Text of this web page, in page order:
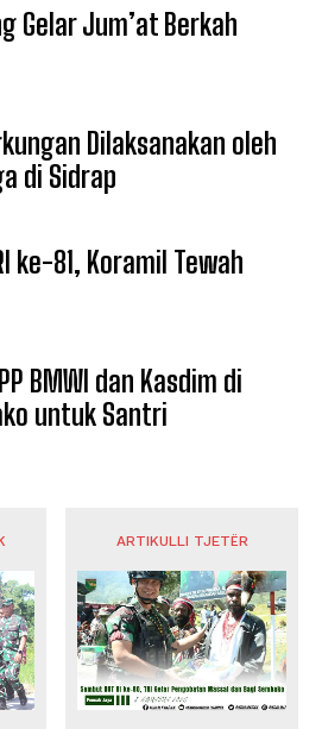
Gelar Jum’at Berkah
Dilaksanakan oleh
di Sidrap
ke-81, Koramil Tewah
BMWI dan Kasdim di
untuk Santri
ARTIKULLI TJETËR